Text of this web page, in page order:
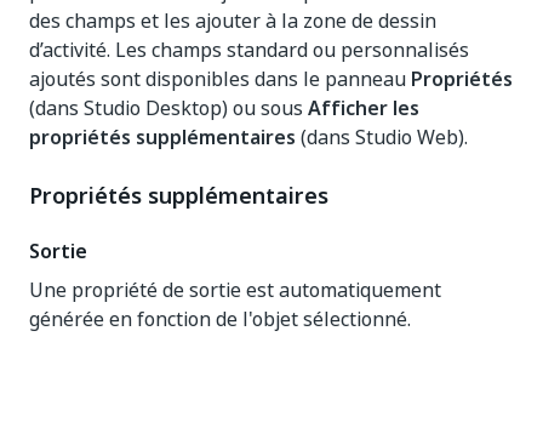
des champs et les ajouter à la zone de dessin
d’activité. Les champs standard ou personnalisés
ajoutés sont disponibles dans le panneau Propriétés
(dans Studio Desktop) ou sous Afficher les
propriétés supplémentaires (dans Studio Web).
Propriétés supplémentaires
Sortie
Une propriété de sortie est automatiquement
générée en fonction de l'objet sélectionné.